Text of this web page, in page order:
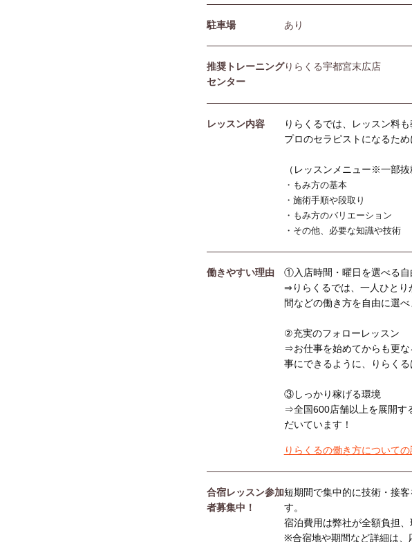
駐⾞場 あり
推奨トレーニング
センター
りらくる宇都宮末広店
レッスン内容
りらくるでは、レッスン料
プロのセラピストになるた
（レッスンメニュー※一部抜
・もみ方の基本
・施術手順や段取り
・もみ方のバリエーション
・その他、必要な知識や技術
働きやすい理由
①入店時間・曜日を選べる自
⇒りらくるでは、一人ひとり
間などの働き方を自由に選べ
②充実のフォローレッスン
⇒お仕事を始めてからも更
事にできるように、りらくる
③しっかり稼げる環境
⇒全国600店舗以上を展開す
だいています！
りらくるの働き方について
合宿レッスン参加
者募集中！
短期間で集中的に技術・接
す。
宿泊費用は弊社が全額負担
※合宿地や期間など詳細は、